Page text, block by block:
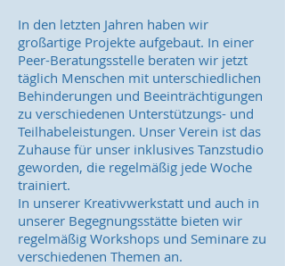
In den letzten Jahren haben wir
großartige Projekte aufgebaut. In einer
Peer-Beratungsstelle beraten wir jetzt
täglich Menschen mit unterschiedlichen
Behinderungen und Beeinträchtigungen
zu verschiedenen Unterstützungs- und
Teilhabeleistungen. Unser Verein ist das
Zuhause für unser inklusives Tanzstudio
geworden, die regelmäßig jede Woche
trainiert.
In unserer Kreativwerkstatt und auch in
unserer Begegnungsstätte bieten wir
regelmäßig Workshops und Seminare zu
verschiedenen Themen an.